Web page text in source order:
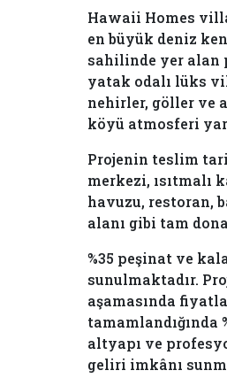
Hawaii Homes
en büyük deniz
sahilinde yer alan
yatak odalı lüks
nehirler, göller ve
köyü atmosferi
Projenin teslim
merkezi, ısıtmalı
havuzu, restoran,
alanı gibi tam
%35 peşinat ve
sunulmaktadır.
aşamasında
tamamlandığında
altyapı ve
geliri imkânı